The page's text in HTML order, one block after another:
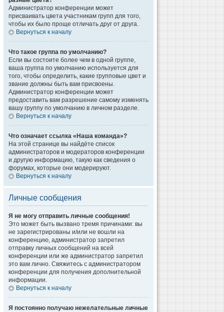
Администратор конференции может
присваивать цвета участникам групп для того,
чтобы их было проще отличать друг от друга.
Вернуться к началу
Что такое группа по умолчанию?
Если вы состоите более чем в одной группе,
ваша группа по умолчанию используется для
того, чтобы определить, какие групповые цвет и
звание должны быть вам присвоены.
Администратор конференции может
предоставить вам разрешение самому изменять
вашу группу по умолчанию в личном разделе.
Вернуться к началу
Что означает ссылка «Наша команда»?
На этой странице вы найдёте список
администраторов и модераторов конференции
и другую информацию, такую как сведения о
форумах, которые они модерируют.
Вернуться к началу
Личные сообщения
Я не могу отправить личные сообщения!
Это может быть вызвано тремя причинами: вы
не зарегистрированы и/или не вошли на
конференцию, администратор запретил
отправку личных сообщений на всей
конференции или же администратор запретил
это вам лично. Свяжитесь с администратором
конференции для получения дополнительной
информации.
Вернуться к началу
Я постоянно получаю нежелательные личные